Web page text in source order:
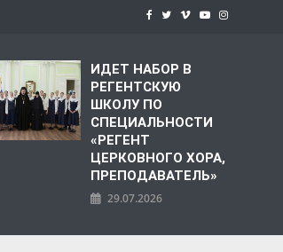
ИДЕТ НАБОР В
РЕГЕНТСКУЮ
ШКОЛУ ПО
СПЕЦИАЛЬНОСТИ
«РЕГЕНТ
ЦЕРКОВНОГО ХОРА,
ПРЕПОДАВАТЕЛЬ»
29.07.2026